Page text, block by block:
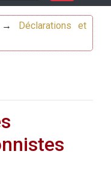
→
Déclarations et